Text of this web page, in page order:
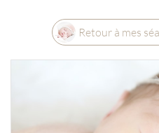
Retour à mes